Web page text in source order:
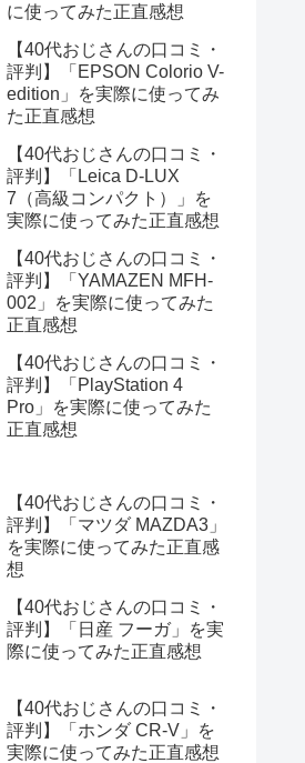
に使ってみた正直感想
【40代おじさんの口コミ・
評判】「EPSON Colorio V-
edition」を実際に使ってみ
た正直感想
【40代おじさんの口コミ・
評判】「Leica D-LUX
7（高級コンパクト）」を
実際に使ってみた正直感想
【40代おじさんの口コミ・
評判】「YAMAZEN MFH-
002」を実際に使ってみた
正直感想
【40代おじさんの口コミ・
評判】「PlayStation 4
Pro」を実際に使ってみた
正直感想
【40代おじさんの口コミ・
評判】「マツダ MAZDA3」
を実際に使ってみた正直感
想
【40代おじさんの口コミ・
評判】「日産 フーガ」を実
際に使ってみた正直感想
【40代おじさんの口コミ・
評判】「ホンダ CR-V」を
実際に使ってみた正直感想